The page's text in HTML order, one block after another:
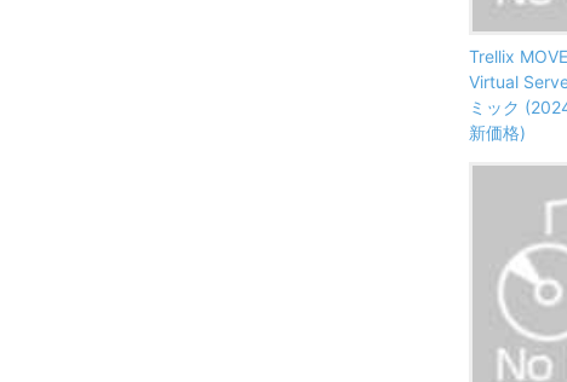
Trellix
Virtual
ミック
新価格)